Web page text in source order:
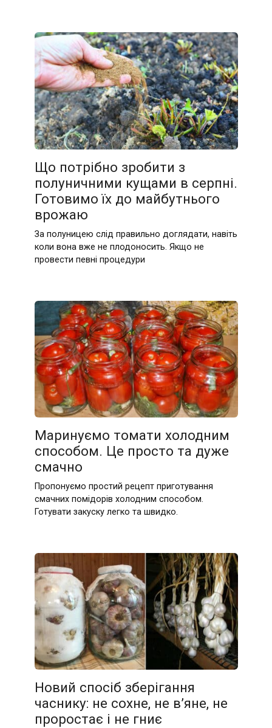
Що потрібно зробити з
полуничними кущами в серпні.
Готовимо їх до майбутнього
врожаю
За полуницею слід правильно доглядати, навіть
коли вона вже не плодоносить. Якщо не
провести певні процедури
Маринуємо томати холодним
способом. Це просто та дуже
смачно
Пропонуємо простий рецепт приготування
смачних помідорів холодним способом.
Готувати закуску легко та швидко.
Новий спосіб зберігання
часнику: не сохне, не в’яне, не
проростає і не гниє